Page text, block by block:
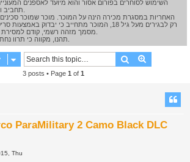
השימוש לסוחרים בפורום אסור והוא מיועד לאספנים
האחריות במסגרת מכירה הינה על המוכר. מוכר שמוכר סכינים
רק לבגירים מעל גיל 18, המוכר מתחייב כי יבדוק
Search
3 posts • Page 1 of 1
Thu